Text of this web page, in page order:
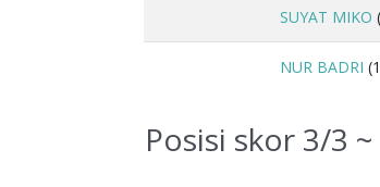
SUYAT MIKO
NUR BADRI
Posisi skor 3/3 ~